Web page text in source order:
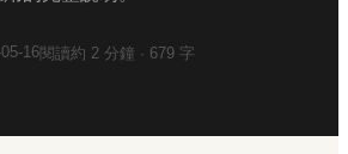
16閱讀約 2 分鐘 · 679 字